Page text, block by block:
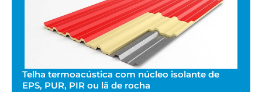
Telha termoacústica com núcleo isolante de
EPS, PUR, PIR ou lã de rocha